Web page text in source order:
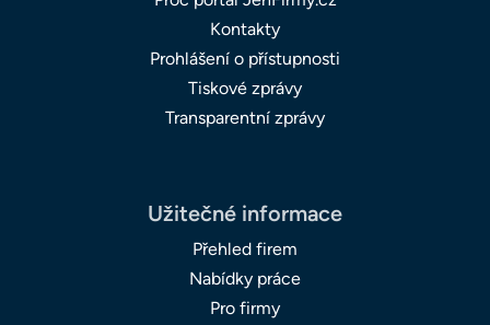
Kontakty
Prohlášení o přístupnosti
Tiskové zprávy
Transparentní zprávy
Užitečné informace
Přehled firem
Nabídky práce
Pro firmy